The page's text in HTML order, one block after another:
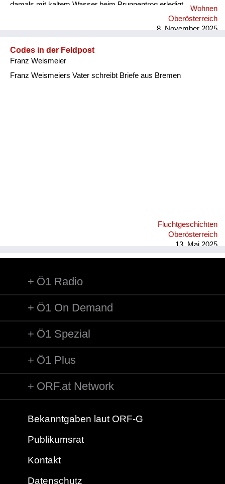
damals mit kaltem Wasser beim Brunnentrog erledigt.
Ansonsten im Zimmer mit warmen Wasser, das in der Küche
vom seitlich eingebauten Wasserbecken geholt wurde. Ich
Menschen am Ho...
Wohnen
Oberösterreich
8. November 2025
Codes in der Feldpost
Franz Weismeier
Franz Weismeiers Vater schreibt Briefe aus Bremen
Fluchtgeschichten
Oberösterreich
13. Mai 2025
Ö1 Radio
Ö1 On Demand
Ö1 Spezial
Ö1 Plus
ORF.at Network
Bekanntgaben laut ORF-G
Publikumsrat
Kontakt
Datenschutz